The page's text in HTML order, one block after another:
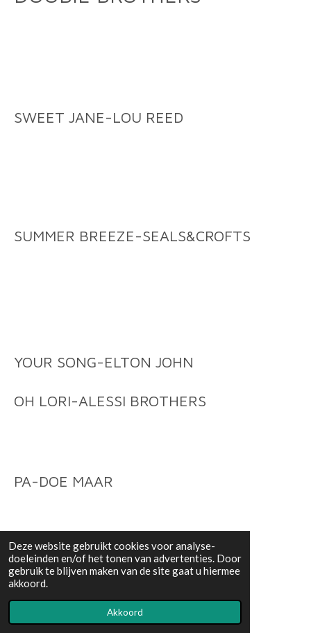
Deze website gebruikt cookies voor analyse-
doeleinden en/of het tonen van advertenties. Door
gebruik te blijven maken van de site gaat u hiermee
akkoord.
Akkoord
SWEET JANE-LOU REED
SUMMER BREEZE-SEALS&CROFTS
YOUR SONG-ELTON JOHN
OH LORI-ALESSI BROTHERS
PA-DOE MAAR
RUNNING ON EMPTY-JACKSON
BROWNE